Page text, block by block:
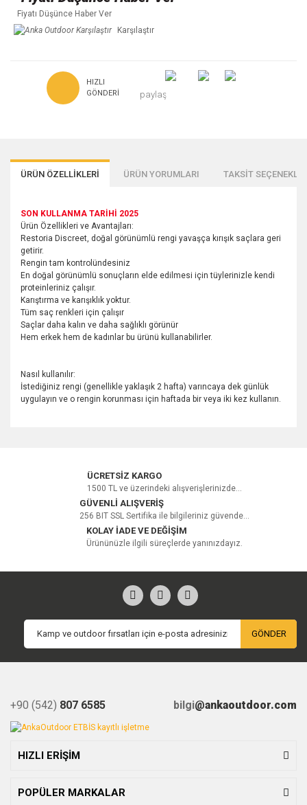
Fiyatı Düşünce Haber Ver
Karşılaştır
HIZLI
GÖNDERI
paylaş
ÜRÜN ÖZELLİKLERİ ÜRÜN YORUMLARI TAKSİT
SON KULLANMA TARİHİ 2025
Ürün Özellikleri ve Avantajları:
Restoria Discreet, doğal görünümlü rengi yavaşça kırışık saçlara geri
getirir.
Rengin tam kontrolündesiniz
En doğal görünümlü sonuçların elde edilmesi için tüylerinizle kendi
proteinleriniz çalışır.
Karıştırma ve karışıklık yoktur.
Tüm saç renkleri için çalışır
Saçlar daha kalın ve daha sağlıklı görünür
Hem erkek hem de kadınlar bu ürünü kullanabilirler.
Nasıl kullanılır:
İstediğiniz rengi (genellikle yaklaşık 2 hafta) varıncaya dek günlük
uygulayın ve o rengin korunması için haftada bir veya iki kez kullanın.
Bu ürüne ilk yorumu siz yapın!
Yorum Yaz
ÜCRETSİZ KARGO
1500 TL ve üzerindeki alışverişlerinizde...
GÜVENLİ ALIŞVERİŞ
256 BIT SSL Sertifika ile bilgileriniz güvende...
KOLAY İADE VE DEĞİŞİM
Ürününüzle ilgili süreçlerde yanınızdayız.
GÖNDER
+90 (542) 807 6585 bilgi@ankaoutdoor.com
HIZLI ERİŞİM
POPÜLER MARKALAR